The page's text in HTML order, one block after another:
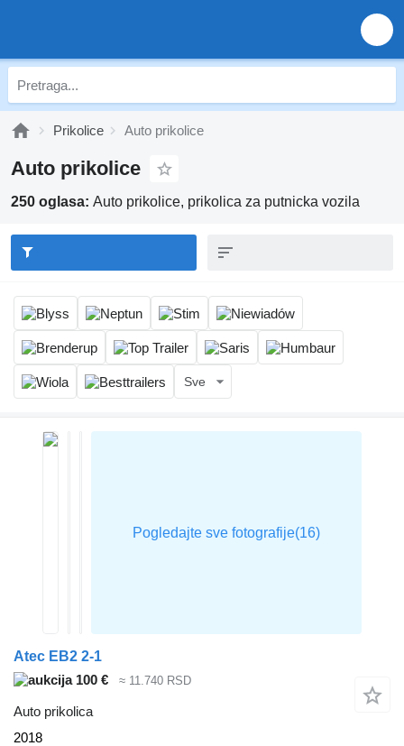
Prikolice Auto prikolice
Auto prikolice
250 oglasa: Auto prikolice, prikolica za putnicka vozila
Sve
Atec EB2 2-1
100 €
≈ 11.740 RSD
Auto prikolica
2018